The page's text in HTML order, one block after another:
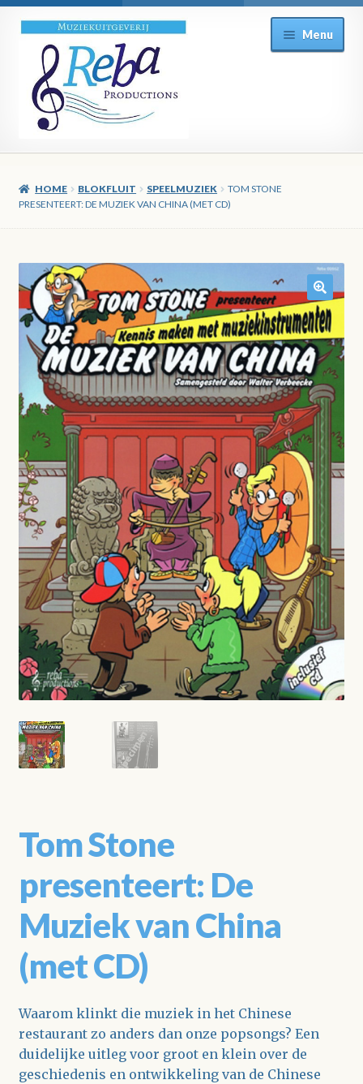
Ga
door
naar
navigatie
Ga
direct
naar
de
inhoud
Menu
HOME BLOKFLUIT SPEELMUZIEK
TOM STONE
PRESENTEERT: DE MUZIEK VAN CHINA (MET CD)
Tom Stone
presenteert: De
Muziek van China
(met CD)
Waarom klinkt die muziek in het Chinese
restaurant zo anders dan onze popsongs? Een
duidelijke uitleg voor groot en klein over de
geschiedenis en ontwikkeling van de Chinese